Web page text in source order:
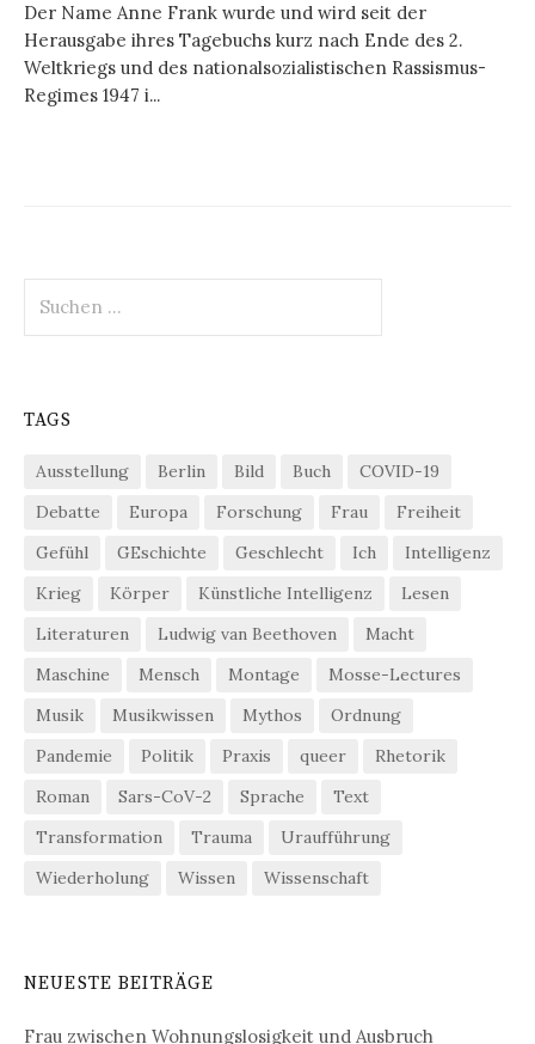
Der Name Anne Frank wurde und wird seit der
Herausgabe ihres Tagebuchs kurz nach Ende des 2.
Weltkriegs und des nationalsozialistischen Rassismus-
Regimes 1947 i...
nach:
TAGS
Ausstellung Berlin Bild Buch
COVID-19
Debatte
Europa Forschung Frau
Freiheit
Gefühl
GEschichte Geschlecht Ich
Intelligenz
Krieg
Körper Künstliche Intelligenz
Lesen
Literaturen
Ludwig van Beethoven
Macht
Maschine
Mensch Montage
Mosse-Lectures
Musik
Musikwissen Mythos
Ordnung
Pandemie
Politik Praxis queer
Rhetorik
Roman
Sars-CoV-2 Sprache
Text
Transformation
Trauma
Uraufführung
Wiederholung
Wissen Wissenschaft
NEUESTE BEITRÄGE
Frau zwischen Wohnungslosigkeit und Ausbruch